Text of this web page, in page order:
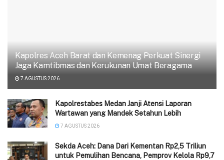
Kapolres Aceh Barat dan Kemenag Perkuat Sinergi
Jaga Kamtibmas dan Kerukunan Umat Beragama
7 AGUSTUS 2026
Kapolrestabes Medan Janji Atensi Laporan
Wartawan yang Mandek Setahun Lebih
7 AGUSTUS 2026
Sekda Aceh: Dana Dari Kementan Rp2,5 Triliun
untuk Pemulihan Bencana, Pemprov Kelola Rp9,7